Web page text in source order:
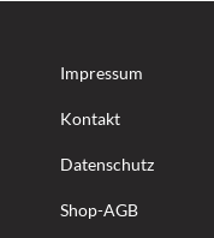
Impressum
Kontakt
Datenschutz
Shop-AGB